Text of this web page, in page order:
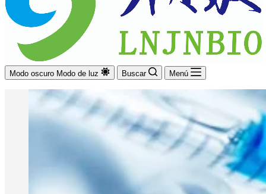
Modo oscuro Modo de luz Buscar Menú